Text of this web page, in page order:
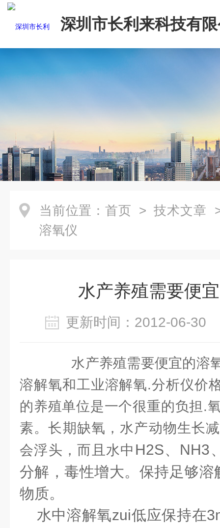
深圳市长利来科技有
当前位置： 首页 > 技术文章
溶氧仪
水产养殖需要便
更新时间：2012-06-
水产养殖需要便宜的溶
溶解氧和工业溶解氧.分析仪价
的养殖单位是一个很重的负担.
素。长期缺氧，水产动物生长
会浮头，而且水中 H2S、 NH3
分解，毒性增大。保持足够
物质。
水中溶解氧zui低应保持在